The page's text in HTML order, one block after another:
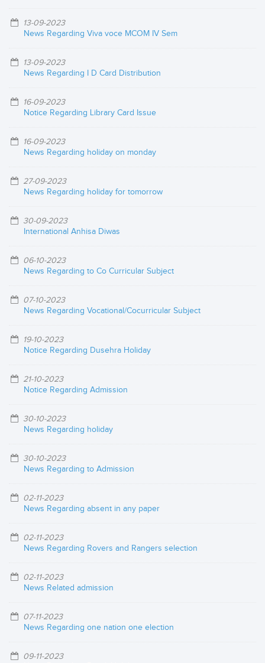
13-09-2023
News Regarding Viva voce MCOM IV Sem
13-09-2023
News Regarding I D Card Distribution
16-09-2023
Notice Regarding Library Card Issue
16-09-2023
News Regarding holiday on monday
27-09-2023
News Regarding holiday for tomorrow
30-09-2023
International Anhisa Diwas
06-10-2023
News Regarding to Co Curricular Subject
07-10-2023
News Regarding Vocational/Cocurricular Subject
19-10-2023
Notice Regarding Dusehra Holiday
21-10-2023
Notice Regarding Admission
30-10-2023
News Regarding holiday
30-10-2023
News Regarding to Admission
02-11-2023
News Regarding absent in any paper
02-11-2023
News Regarding Rovers and Rangers selection
02-11-2023
News Related admission
07-11-2023
News Regarding one nation one election
09-11-2023